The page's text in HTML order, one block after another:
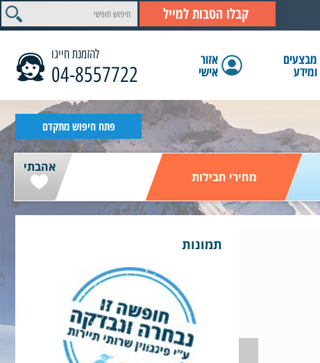
קבלו הטבות למייל
מבצעים
ומידע
אזור
אישי
להזמנת חייגו
04-8557722
הצג תוצאות
פתח חיפוש מתקדם
מחירי חבילות
אהבתי
תמונות